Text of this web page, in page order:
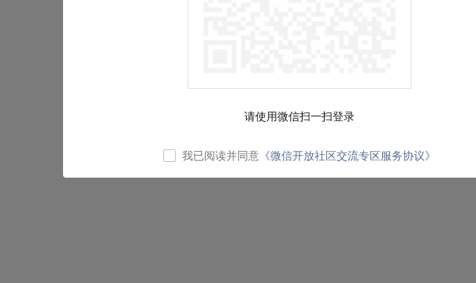
请使用微信扫一扫登录
我已阅读并同意 《微信开放社区交流专区服务协议》